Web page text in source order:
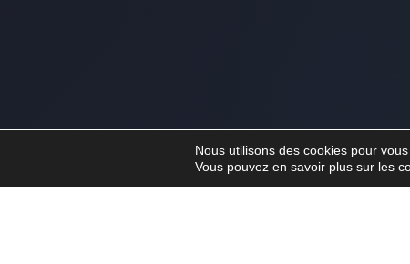
Nous utilisons des cookies pour
Vous pouvez en savoir plus sur les